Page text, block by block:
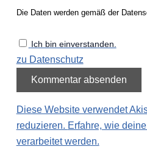
Die Daten werden gemäß der
Ich bin einverstanden.
zu Datenschutz
Diese Website verwendet
reduzieren. Erfahre, wie
verarbeitet werden.